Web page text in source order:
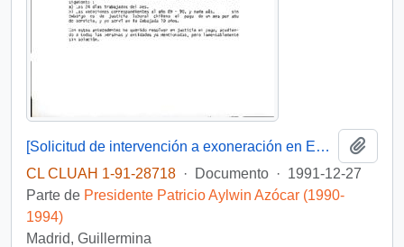
[Solicitud de intervención a exoneración en Embajada de Venezuela dirigida al Presidente Patricio Aylwin]
CL CLUAH 1-91-28718 · Documento · 1991-12-27
Parte de Presidente Patricio Aylwin Azócar (1990-
1994)
Madrid, Guillermina